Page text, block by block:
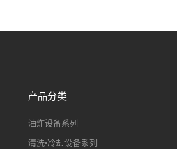
线）
产品分类
油炸设备系列
清洗•冷却设备系列